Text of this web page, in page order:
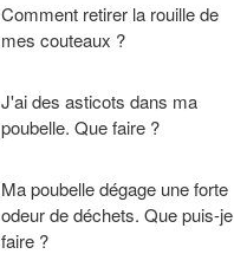
Comment retirer la rouille de
mes couteaux ?
J'ai des asticots dans ma
poubelle. Que faire ?
Ma poubelle dégage une forte
odeur de déchets. Que puis-je
faire ?